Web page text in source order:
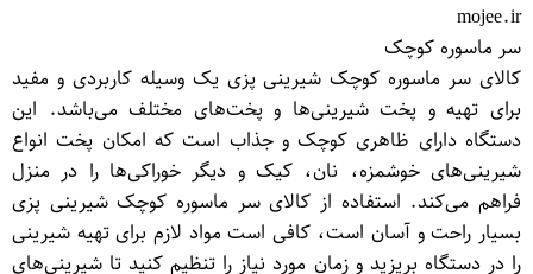
mojee.ir
سر ماسوره کوچک
کالای سر ماسوره کوچک شیرینی پزی یک وسیله کاربردی و مفید
برای تهیه و پخت شیرینی‌ها و پخت‌های مختلف می‌باشد. این
دستگاه دارای ظاهری کوچک و جذاب است که امکان پخت انواع
شیرینی‌های خوشمزه، نان، کیک و دیگر خوراکی‌ها را در منزل
فراهم می‌کند. استفاده از کالای سر ماسوره کوچک شیرینی پزی
بسیار راحت و آسان است، کافی است مواد لازم برای تهیه شیرینی
را در دستگاه بریزید و زمان مورد نیاز را تنظیم کنید تا شیرینی‌های